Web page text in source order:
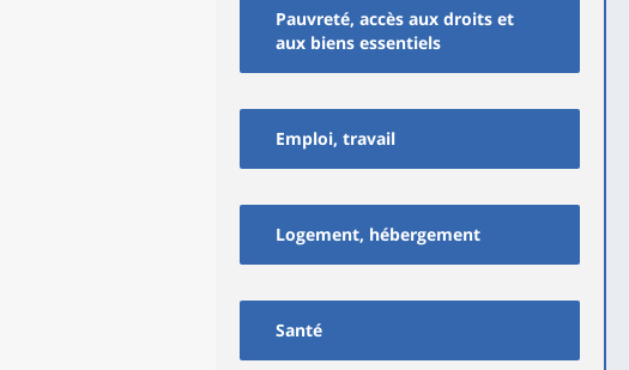
Pauvreté, accès aux droits et
aux biens essentiels
Emploi, travail
Logement, hébergement
Santé